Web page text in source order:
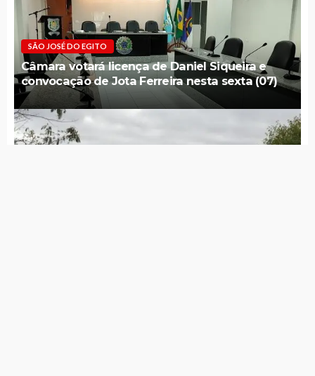
SÃO JOSÉ DO EGITO
Câmara votará licença de Daniel Siqueira e
convocação de Jota Ferreira nesta sexta (07)